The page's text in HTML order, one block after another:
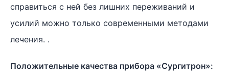
справиться с ней без лишних переживаний и
усилий можно только современными методами
лечения. .
Положительные качества прибора «Сургитрон»: